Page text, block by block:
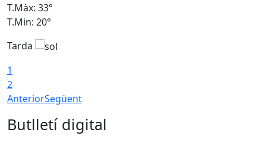
T.Màx: 33°
T.Min: 20°
Tarda
1
2
AnteriorSegüent
Butlletí digital